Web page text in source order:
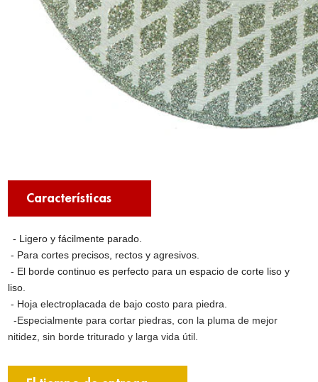
Características
- Ligero y fácilmente parado.
- Para cortes precisos, rectos y agresivos.
- El borde continuo es perfecto para un espacio de corte liso y
liso.
- Hoja electroplacada de bajo costo para piedra.
-Especialmente para cortar piedras, con la pluma de mejor
nitidez, sin borde triturado y larga vida útil.